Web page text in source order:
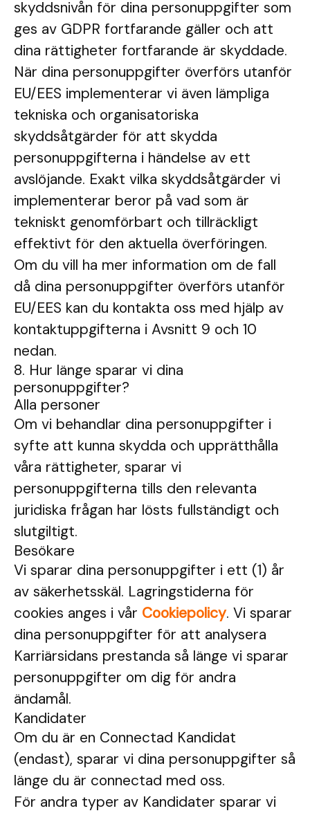
skyddsnivån för dina personuppgifter som
ges av GDPR fortfarande gäller och att
dina rättigheter fortfarande är skyddade.
När dina personuppgifter överförs utanför
EU/EES implementerar vi även lämpliga
tekniska och organisatoriska
skyddsåtgärder för att skydda
personuppgifterna i händelse av ett
avslöjande. Exakt vilka skyddsåtgärder vi
implementerar beror på vad som är
tekniskt genomförbart och tillräckligt
effektivt för den aktuella överföringen.
Om du vill ha mer information om de fall
då dina personuppgifter överförs utanför
EU/EES kan du kontakta oss med hjälp av
kontaktuppgifterna i Avsnitt 9 och 10
nedan.
8. Hur länge sparar vi dina
personuppgifter?
Alla personer
Om vi ​​behandlar dina personuppgifter i
syfte att kunna skydda och upprätthålla
våra rättigheter, sparar vi
personuppgifterna tills den relevanta
juridiska frågan har lösts fullständigt och
slutgiltigt.
Besökare
Vi sparar dina personuppgifter i ett (1) år
av säkerhetsskäl. Lagringstiderna för
cookies anges i vår Cookiepolicy. Vi sparar
dina personuppgifter för att analysera
Karriärsidans prestanda så länge vi sparar
personuppgifter om dig för andra
ändamål.
Kandidater
Om du är en Connectad Kandidat
(endast), sparar vi dina personuppgifter så
länge du är connectad med oss.
För andra typer av Kandidater sparar vi